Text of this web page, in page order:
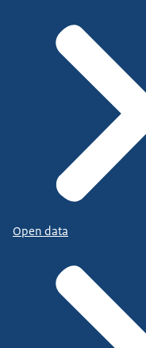
Open data